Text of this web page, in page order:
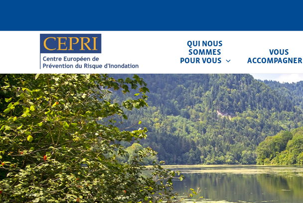
contenu
QUI NOUS
SOMMES
POUR VOUS
VOUS
ACCOMPAGNER
CEPRI
Centre Européen de Prévention du Risque d'Inondation